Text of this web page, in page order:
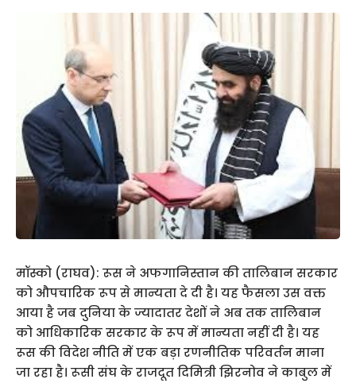
मॉस्को (राघव): रूस ने अफगानिस्तान की तालिबान सरकार
को औपचारिक रूप से मान्यता दे दी है। यह फैसला उस वक्त
आया है जब दुनिया के ज्यादातर देशों ने अब तक तालिबान
को आधिकारिक सरकार के रूप में मान्यता नहीं दी है। यह
रूस की विदेश नीति में एक बड़ा रणनीतिक परिवर्तन माना
जा रहा है। रूसी संघ के राजदूत दिमित्री झिरनोव ने काबुल में